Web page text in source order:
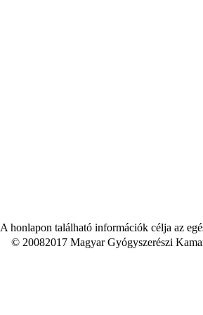
A honlapon található információk célja az
© 20082017 Magyar Gyógyszerészi